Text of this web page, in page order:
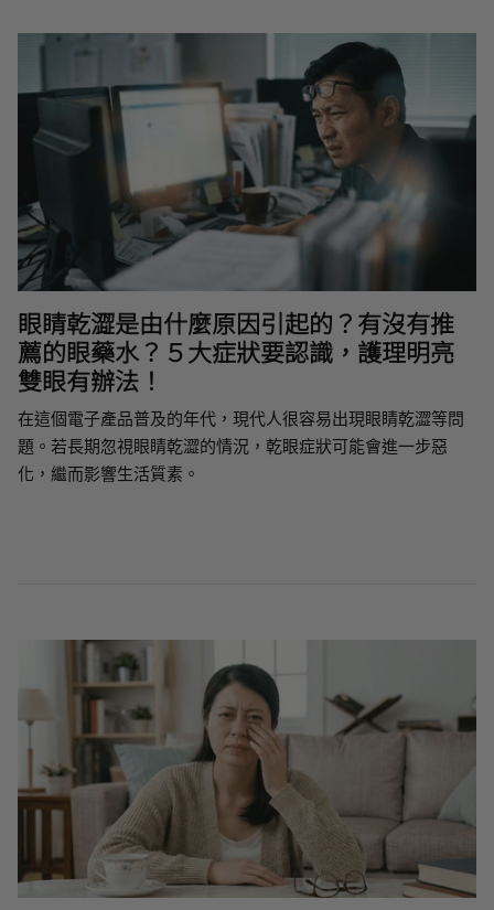
眼睛乾澀是由什麼原因引起的？有沒有推
薦的眼藥水？５大症狀要認識，護理明亮
雙眼有辦法！
在這個電子產品普及的年代，現代人很容易出現眼睛乾澀等問
題。若長期忽視眼睛乾澀的情況，乾眼症狀可能會進一步惡
化，繼而影響生活質素。